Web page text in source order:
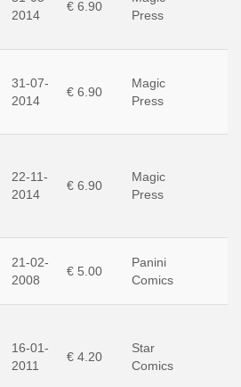
2014
€ 6.90
Press
31-07-
2014
€ 6.90
Magic
Press
22-11-
2014
€ 6.90
Magic
Press
21-02-
2008
€ 5.00
Panini
Comics
16-01-
2011
€ 4.20
Star
Comics